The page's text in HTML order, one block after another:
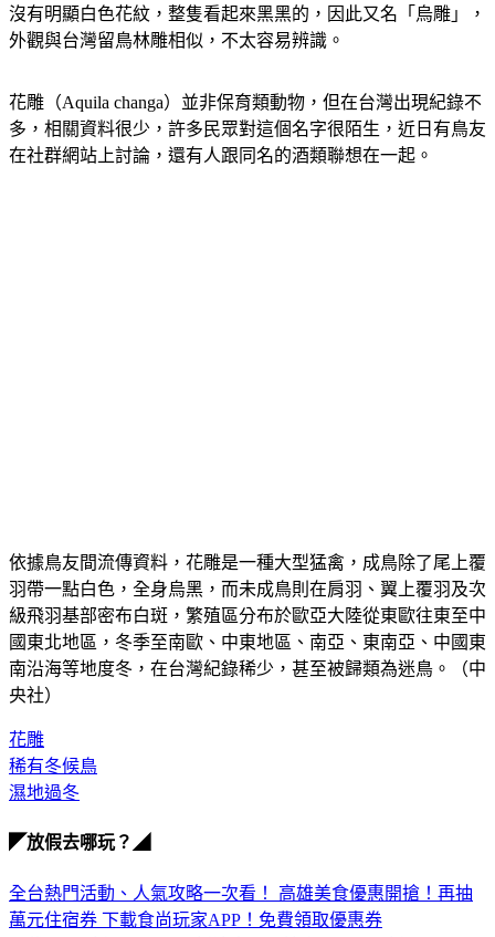
沒有明顯白色花紋，整隻看起來黑黑的，因此又名「烏雕」，
外觀與台灣留鳥林雕相似，不太容易辨識。
花雕（Aquila changa）並非保育類動物，但在台灣出現紀錄不
多，相關資料很少，許多民眾對這個名字很陌生，近日有鳥友
在社群網站上討論，還有人跟同名的酒類聯想在一起。
依據鳥友間流傳資料，花雕是一種大型猛禽，成鳥除了尾上覆
羽帶一點白色，全身烏黑，而未成鳥則在肩羽、翼上覆羽及次
級飛羽基部密布白斑，繁殖區分布於歐亞大陸從東歐往東至中
國東北地區，冬季至南歐、中東地區、南亞、東南亞、中國東
南沿海等地度冬，在台灣紀錄稀少，甚至被歸類為迷鳥。（中
央社）
花雕
稀有冬候鳥
濕地過冬
◤放假去哪玩？◢
全台熱門活動、人氣攻略一次看！ 高雄美食優惠開搶！再抽
萬元住宿券 下載食尚玩家APP！免費領取優惠券